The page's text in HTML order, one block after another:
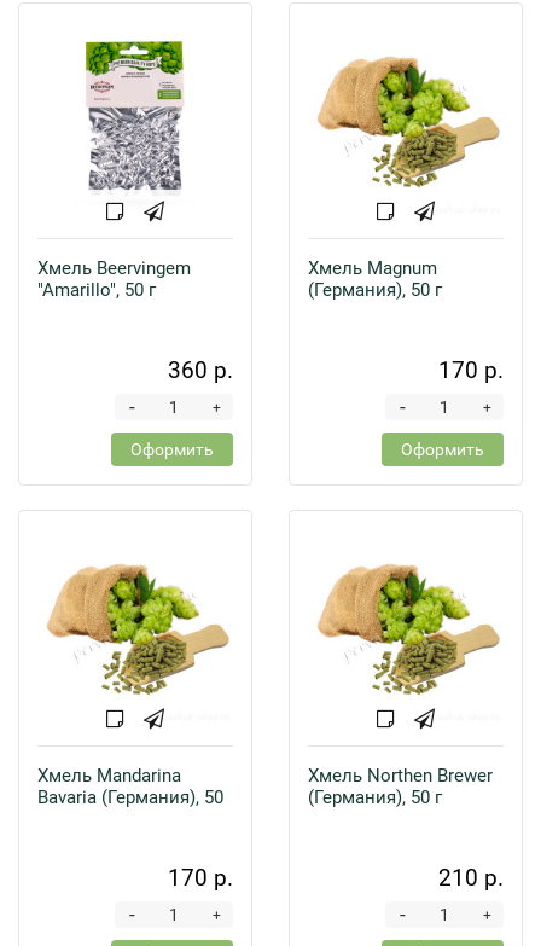
Хмель Beervingem
"Amarillo", 50 г
360 р.
+
-
Оформить
Хмель Magnum
(Германия), 50 г
170 р.
+
-
Оформить
Хмель Mandarina
Bavaria (Германия), 50
170 р.
+
-
Хмель Northen Brewer
(Германия), 50 г
210 р.
+
-